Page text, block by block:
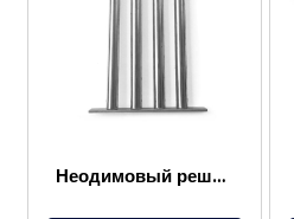
Неодимовый решетчатый магнит 250×400 мм